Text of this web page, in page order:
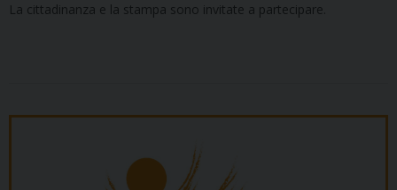
La cittadinanza e la stampa sono invitate a partecipare.